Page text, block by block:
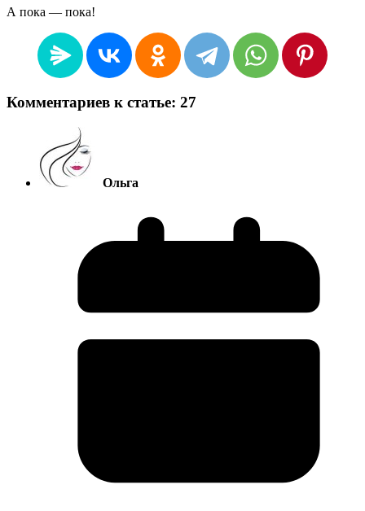
А пока — пока!
Комментариев к статье: 27
Ольга